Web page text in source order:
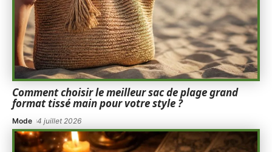
Comment choisir le meilleur sac de plage grand
format tissé main pour votre style ?
Mode 4 juillet 2026